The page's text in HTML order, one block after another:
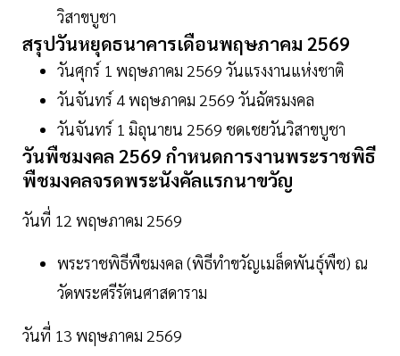
วิสาขบูชา
สรุปวันหยุดธนาคารเดือนพฤษภาคม 2569
วันศุกร์ 1 พฤษภาคม 2569 วันแรงงานแห่งชาติ
วันจันทร์ 4 พฤษภาคม 2569 วันฉัตรมงคล
วันจันทร์ 1 มิถุนายน 2569 ชดเชยวันวิสาขบูชา
วันพืชมงคล 2569 กำหนดการงานพระราชพิธี
พืชมงคลจรดพระนังคัลแรกนาขวัญ
วันที่ 12 พฤษภาคม 2569
พระราชพิธีพืชมงคล (พิธีทำขวัญเมล็ดพันธุ์พืช) ณ
วัดพระศรีรัตนศาสดาราม
วันที่ 13 พฤษภาคม 2569